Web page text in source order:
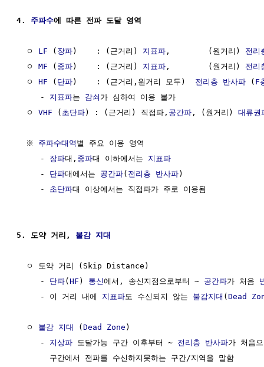
4. 주파수에 따른 전파 도달 영역
  ㅇ
LF ( 장파)    : (근거리) 지표파 ,        (원거리) 전리
  ㅇ
MF ( 중파)    : (근거리) 지표파 ,        (원거리) 전리
  ㅇ
HF ( 단파)    : (근거리,원거리 모두) 전리층 반사파 ( F
     -
지표파는 감쇠 가 심하여 이용 불가
  ㅇ
VHF ( 초단파) : (근거리) 직접파, 공간파 , (원거리) 대류권
  ※
주파수대역 별 주요 이용 영역
     -
장파대, 중파대 이하에서는 지표파
     -
단파대에서는 공간파( 전리층 반사파)
     -
초단파대 이상에서는 직접파가 주로 이용됨
5. 도약 거리, 불감 지대
  ㅇ 도약 거리 (Skip Distance)
     -
단파(HF ) 통신에서, 송신지점으로부터 ~ 공간파가 처음
     - 이 거리 내에
지표파도 수신되지 않는 불감지대 (Dead
  ㅇ
불감 지대 (Dead Zone )
     -
지상파 도달가능 구간 이후부터 ~ 전리층 반사파가 처음